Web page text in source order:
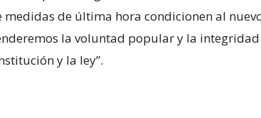
de última hora condicionen al
la voluntad popular y la
y la ley”.